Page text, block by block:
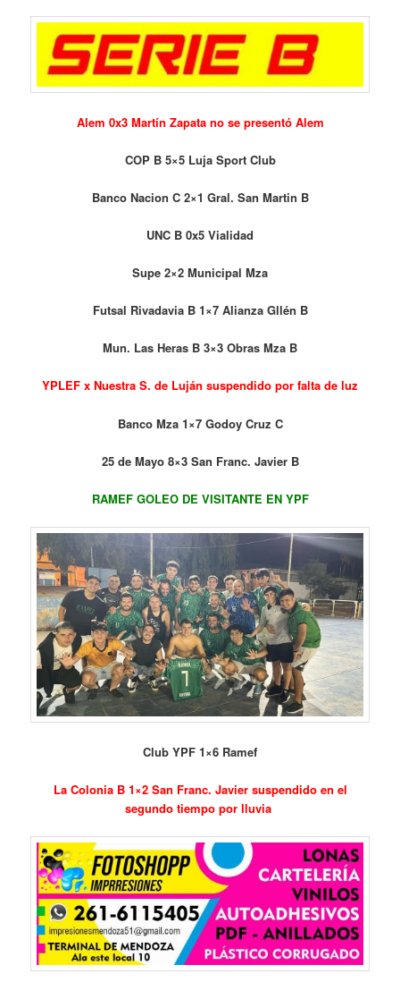
Alem 0x3 Martín Zapata no se presentó Alem
COP B 5×5 Luja Sport Club
Banco Nacion C 2×1 Gral. San Martin B
UNC B 0x5 Vialidad
Supe 2×2 Municipal Mza
Futsal Rivadavia B 1×7 Alianza Gllén B
Mun. Las Heras B 3×3 Obras Mza B
YPLEF x Nuestra S. de Luján suspendido por falta de luz
Banco Mza 1×7 Godoy Cruz C
25 de Mayo 8×3 San Franc. Javier B
RAMEF GOLEO DE VISITANTE EN YPF
Club YPF 1×6 Ramef
La Colonia B 1×2 San Franc. Javier suspendido en el
segundo tiempo por lluvia